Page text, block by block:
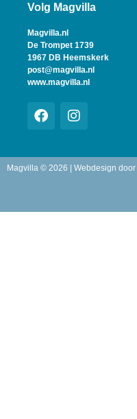
Volg Magvilla
Magvilla.nl
De Trompet 1739
1967 DB Heemskerk
post@magvilla.nl
www.magvilla.nl
Magvilla © 2026 | Webdesign door